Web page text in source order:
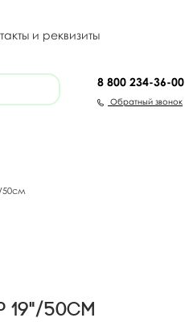
и реквизиты
8 800 234-36-00
Обратный звонок
50см
19"/50см